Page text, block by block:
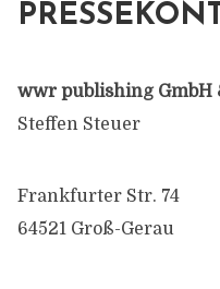
wwr publishing GmbH
Steffen Steuer
Frankfurter Str. 74
64521 Groß-Gerau